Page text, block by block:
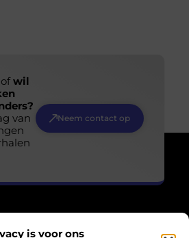
is voor ons
wil
van
Neem contact op